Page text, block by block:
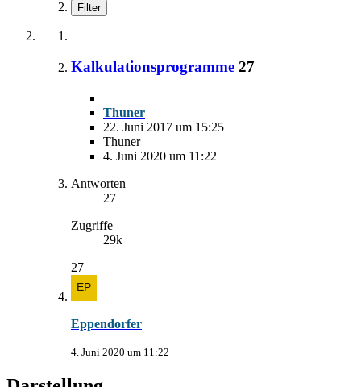
Filter
Kalkulationsprogramme 27
Thuner
22. Juni 2017 um 15:25
Thuner
4. Juni 2020 um 11:22
Antworten
27
Zugriffe
29k
27
Eppendorfer
4. Juni 2020 um 11:22